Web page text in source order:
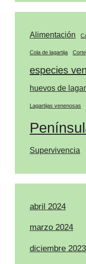
Alimentación
Cola de lagartija
especies
huevos de
Lagartijas venenosas
Supervivencia
abril 2024
marzo 2024
diciembre 2023